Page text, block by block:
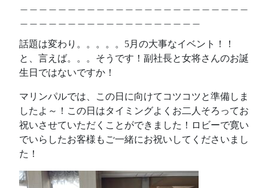
話題は変わり。。。。。5月の大事なイベント！！
と、言えば。。。そうです！副社長と女将さんのお誕
生日ではないですか！
マリンパルでは、この日に向けてコツコツと準備しま
したよ～！この日はタイミングよくお二人そろってお
祝いさせていただくことができました！ロビーで寛い
でいらしたお客様もご一緒にお祝いしてくださいまし
た！